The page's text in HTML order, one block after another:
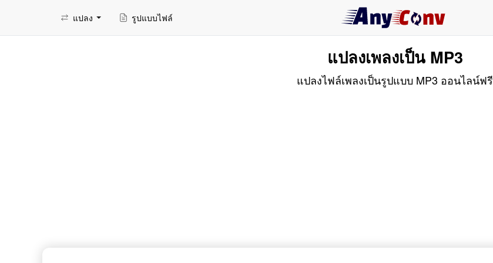
แปลง รูปแบบไฟล์
แปลงเพลงเป็น MP3
แปลงไฟล์เพลงเป็นรูปแบบ MP3 ออนไลน์ฟรี